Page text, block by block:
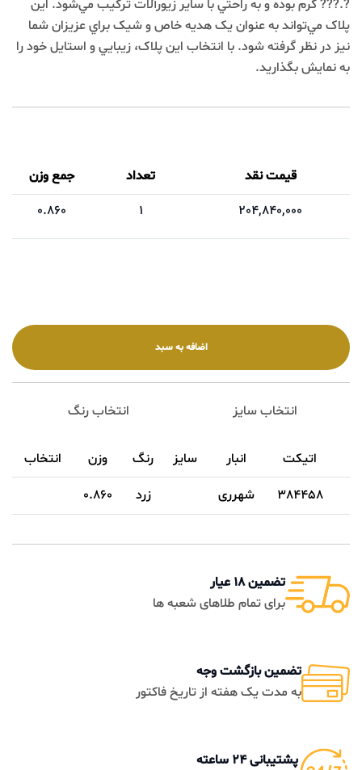
?.??? گرم بوده و به راحتي با ساير زيورآلات ترکيب مي‌شود. اين
پلاک مي‌تواند به عنوان يک هديه خاص و شيک براي عزيزان شما
نيز در نظر گرفته شود. با انتخاب اين پلاک، زيبايي و استايل خود را
به نمايش بگذاريد.
قیمت نقد تعداد
جمع وزن
204,840,000
0.860
انتخاب سایز انتخاب رنگ
اتیکت انبار سایز رنگ وزن انتخاب
384458 شهرری زرد 0.860
تضمین 18 عیار
برای تمام طلاهای شعبه ها
تضمین بازگشت وجه
به مدت یک هفته از تاریخ فاکتور
پشتیبانی 24 ساعته